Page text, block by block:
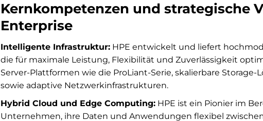
Kernkompetenzen und strategische
Enterprise
Intelligente Infrastruktur:HPE entwickelt und liefert
die für maximale Leistung, Flexibilität und Zuverlässigkeit
Server-Plattformen wie die ProLiant-Serie, skalierbare
sowie adaptive Netzwerkinfrastrukturen.
Hybrid Cloud und Edge Computing:HPE ist ein Pionier im
Unternehmen, ihre Daten und Anwendungen flexibel